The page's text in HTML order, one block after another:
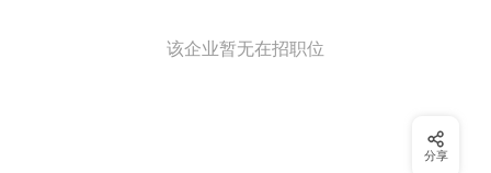
该企业暂无在招职位
分享